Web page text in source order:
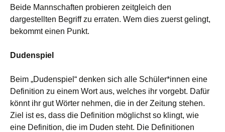
Beide Mannschaften probieren zeitgleich den
dargestellten Begriff zu erraten. Wem dies zuerst gelingt,
bekommt einen Punkt.
Dudenspiel
Beim „Dudenspiel“ denken sich alle Schüler*innen eine
Definition zu einem Wort aus, welches ihr vorgebt. Dafür
könnt ihr gut Wörter nehmen, die in der Zeitung stehen.
Ziel ist es, dass die Definition möglichst so klingt, wie
eine Definition, die im Duden steht. Die Definitionen